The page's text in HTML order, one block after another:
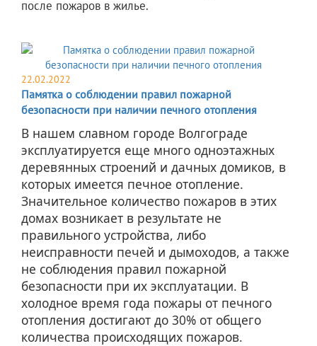
после пожаров в жилье.
22.02.2022
Памятка о соблюдении правил пожарной
безопасности при наличии печного отопления
В нашем славном городе Волгограде
эксплуатируется еще много одноэтажных
деревянных строений и дачных домиков, в
которых имеется печное отопление.
Значительное количество пожаров в этих
домах возникает в результате не
правильного устройства, либо
неисправности печей и дымоходов, а также
не соблюдения правил пожарной
безопасности при их эксплуатации. В
холодное время года пожары от печного
отопления достигают до 30% от общего
количества происходящих пожаров.